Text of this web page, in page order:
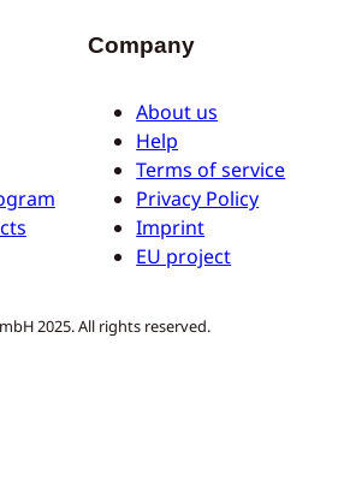
Company
About us
Help
Terms of service
Privacy Policy
Imprint
EU project
2025. All rights reserved.